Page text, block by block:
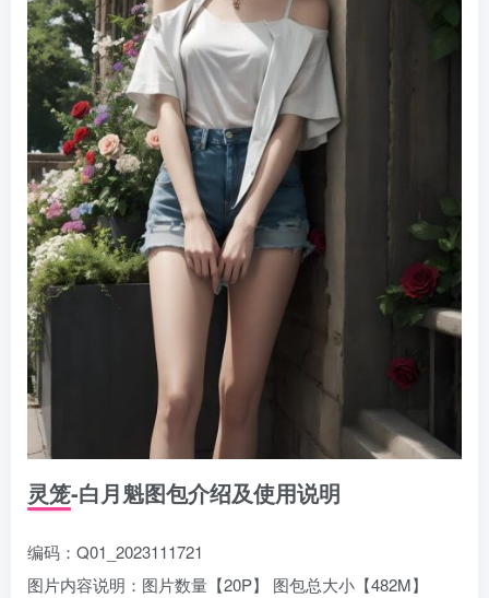
灵笼-白月魁图包介绍及使用说明
编码：Q01_2023111721
图片内容说明：图片数量【20P】 图包总大小【482M】